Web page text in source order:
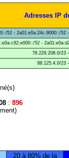
Adresses IP
52 - 2a01:e0a:24c:9000::/
52 -
78.229.208.0/23
88.125.4.0/23
: 896
20 à 80% de la